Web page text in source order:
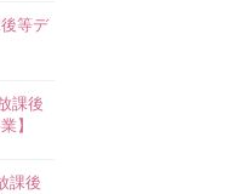
等デ
課後
】
課後